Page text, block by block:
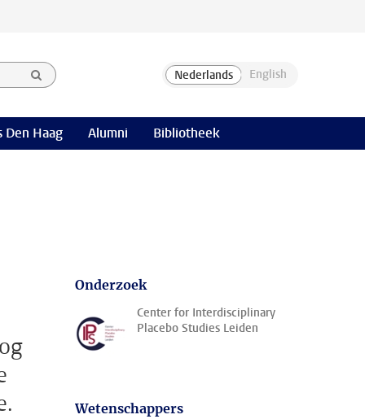
Den Haag Alumni Bibliotheek
Onderzoek
Center for Interdisciplinary
Placebo Studies Leiden
Wetenschappers